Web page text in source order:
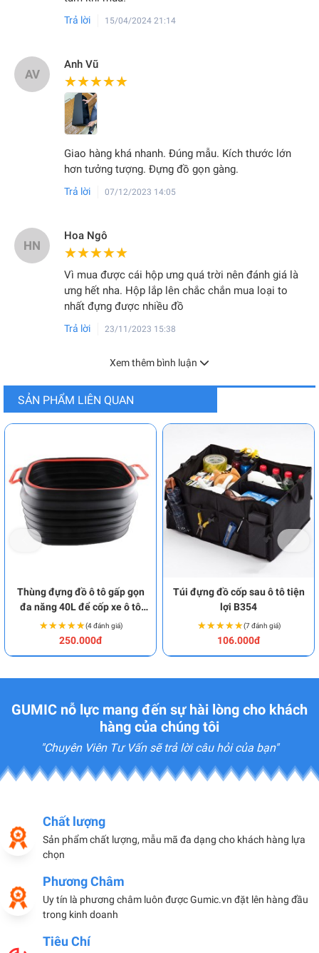
Trả lời 15/04/2024 21:14
AV
Anh Vũ
★★★★★
★★★★★
Giao hàng khá nhanh. Đúng mẫu. Kích thước lớn
hơn tưởng tượng. Đựng đồ gọn gàng.
Trả lời 07/12/2023 14:05
HN
Hoa Ngô
★★★★★
★★★★★
Vì mua được cái hộp ưng quá trời nên đánh giá là
ưng hết nha. Hộp lắp lên chắc chắn mua loại to
nhất đựng được nhiều đồ
Trả lời 23/11/2023 15:38
Xem thêm bình luận
SẢN PHẨM LIÊN QUAN
Thùng đựng đồ ô tô gấp gọn
đa năng 40L để cốp xe ô tô
P140
★★★★★
★★★★★(4 đánh giá)
250.000đ
Túi đựng đồ cốp sau ô tô tiện
lợi B354
★★★★★
★★★★★(7 đánh giá)
106.000đ
GUMIC nỗ lực mang đến sự hài lòng cho khách
hàng của chúng tôi
"Chuyên Viên Tư Vấn sẽ trả lời câu hỏi của bạn"
Chất lượng
Sản phẩm chất lượng, mẫu mã đa dạng cho khách hàng lựa
chọn
Phương Châm
Uy tín là phương châm luôn được Gumic.vn đặt lên hàng đầu
trong kinh doanh
Tiêu Chí